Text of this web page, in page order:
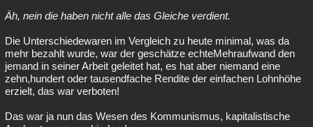
Äh, nein die haben nicht alle das Gleiche verdient.
Die Unterschiedewaren im Vergleich zu heute minimal, was da
mehr bezahlt wurde, war der geschätze echteMehraufwand den
jemand in seiner Arbeit geleitet hat, es hat aber niemand eine
zehn,hundert oder tausendfache Rendite der einfachen Lohnhöhe
erzielt, das war verboten!
Das war ja nun das Wesen des Kommunismus, kapitalistische